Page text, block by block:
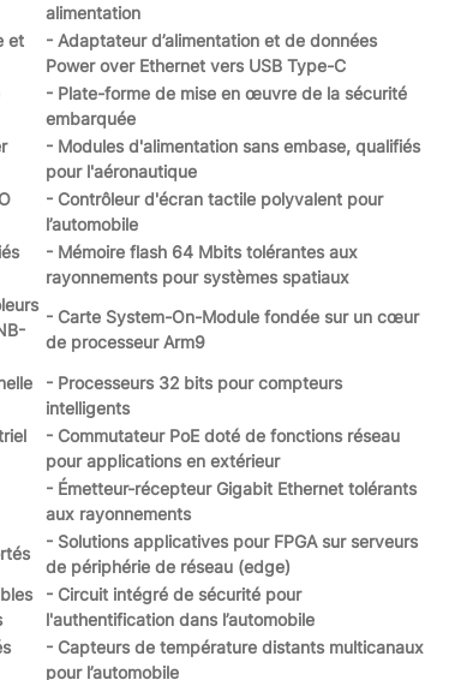
alimentation
et
- Adaptateur d’alimentation et de données
Power over Ethernet vers USB Type-C
- Plate-forme de mise en œuvre de la sécurité
embarquée
- Modules d'alimentation sans embase, qualifiés
pour l'aéronautique
- Contrôleur d'écran tactile polyvalent pour
l’automobile
- Mémoire flash 64 Mbits tolérantes aux
rayonnements pour systèmes spatiaux
- Carte System-On-Module fondée sur un cœur
de processeur Arm9
- Processeurs 32 bits pour compteurs
intelligents
- Commutateur PoE doté de fonctions réseau
pour applications en extérieur
- Émetteur-récepteur Gigabit Ethernet tolérants
aux rayonnements
- Solutions applicatives pour FPGA sur serveurs
de périphérie de réseau (edge)
- Circuit intégré de sécurité pour
l'authentification dans l’automobile
- Capteurs de température distants multicanaux
pour l’automobile